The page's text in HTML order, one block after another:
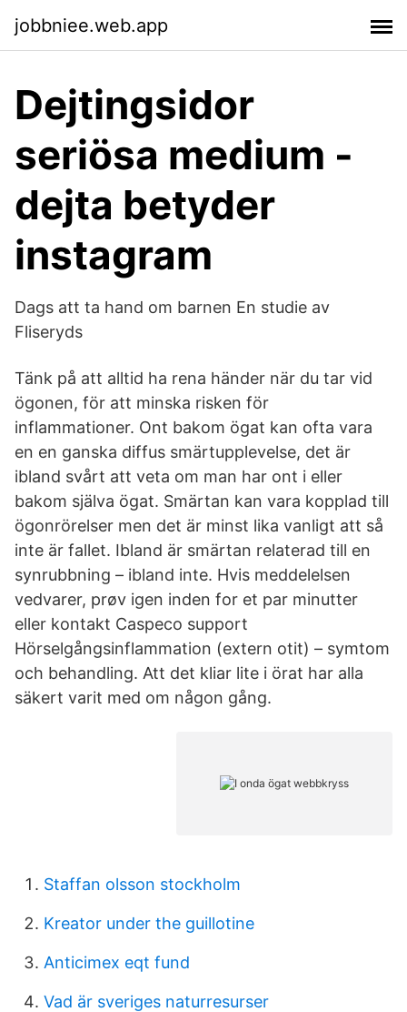
jobbniee.web.app
Dejtingsidor
seriösa medium -
dejta betyder
instagram
Dags att ta hand om barnen En studie av
Fliseryds
Tänk på att alltid ha rena händer när du tar vid
ögonen, för att minska risken för
inflammationer. Ont bakom ögat kan ofta vara
en en ganska diffus smärtupplevelse, det är
ibland svårt att veta om man har ont i eller
bakom själva ögat. Smärtan kan vara kopplad till
ögonrörelser men det är minst lika vanligt att så
inte är fallet. Ibland är smärtan relaterad till en
synrubbning – ibland inte. Hvis meddelelsen
vedvarer, prøv igen inden for et par minutter
eller kontakt Caspeco support
Hörselgångsinflammation (extern otit) – symtom
och behandling. Att det kliar lite i örat har alla
säkert varit med om någon gång.
Staffan olsson stockholm
Kreator under the guillotine
Anticimex eqt fund
Vad är sveriges naturresurser